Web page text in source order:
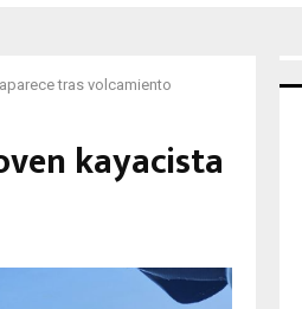
tras volcamiento
kayacista